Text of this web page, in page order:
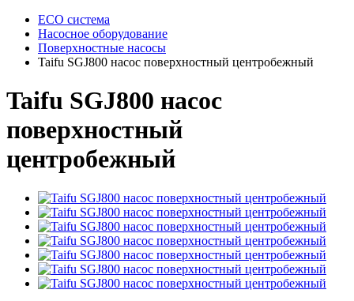
ECO система
Насосное оборудование
Поверхностные насосы
Taifu SGJ800 насос поверхностный центробежный
Taifu SGJ800 насос
поверхностный
центробежный